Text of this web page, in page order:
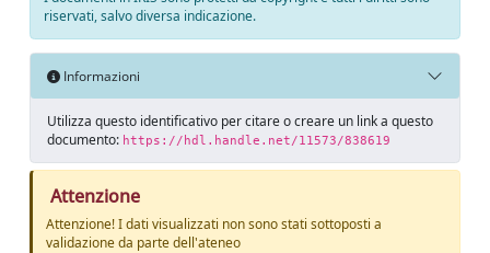
riservati, salvo diversa indicazione.
Informazioni
Utilizza questo identificativo per citare o creare un link a questo
documento: https://hdl.handle.net/11573/838619
Attenzione
Attenzione! I dati visualizzati non sono stati sottoposti a
validazione da parte dell'ateneo